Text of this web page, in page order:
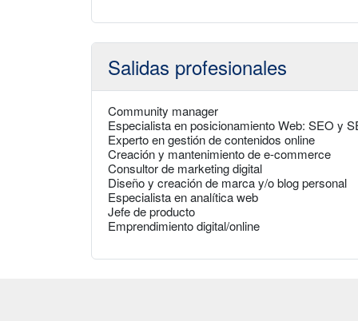
Salidas profesionales
Community manager
Especialista en posicionamiento Web: SEO y
Experto en gestión de contenidos online
Creación y mantenimiento de e-commerce
Consultor de marketing digital
Diseño y creación de marca y/o blog personal
Especialista en analítica web
Jefe de producto
Emprendimiento digital/online